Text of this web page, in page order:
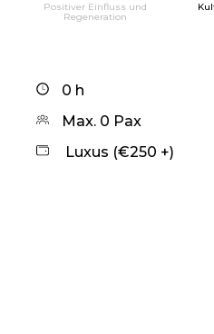
Positiver Einfluss und
Regeneration
0 h
Max. 0 Pax
Luxus (€250 +)